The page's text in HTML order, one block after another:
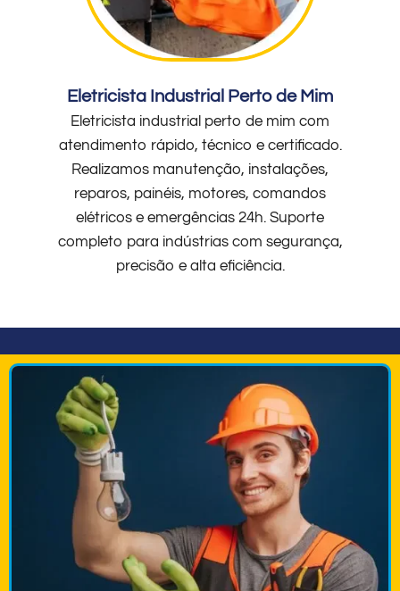
Eletricista Industrial Perto de Mim
Eletricista industrial perto de mim com
atendimento rápido, técnico e certificado.
Realizamos manutenção, instalações,
reparos, painéis, motores, comandos
elétricos e emergências 24h. Suporte
completo para indústrias com segurança,
precisão e alta eficiência.